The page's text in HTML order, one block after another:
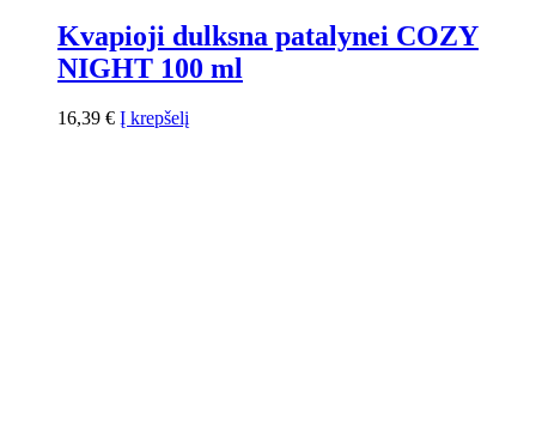
Kvapioji dulksna patalynei COZY
NIGHT 100 ml
16,39 € Į krepšelį